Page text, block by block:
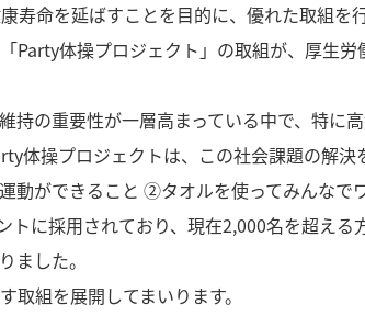
寿命を延ばすことを目的に、優れた取組を
Party体操プロジェクト」の取組が、厚生
の重要性が一層高まっている中で、特に
体操プロジェクトは、この社会課題の解決
動ができること ②タオルを使ってみんなで
に採用されており、現在2,000名を超える
ました。
組を展開してまいります。